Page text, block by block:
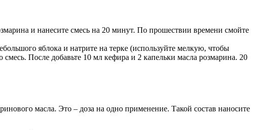
и нанесите смесь на 20 минут. По прошествии времени смойте
яблока и натрите на терке (используйте мелкую, чтобы
После добавьте 10 мл кефира и 2 капельки масла розмарина. 20
масла. Это – доза на одно применение. Такой состав наносите